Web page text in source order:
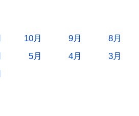
10月 9月
8月
5月 4月
3月